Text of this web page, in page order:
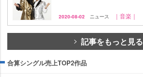
2020-08-02 ニュース ｜音楽｜
記事をもっと見る
合算シングル売上TOP2作品